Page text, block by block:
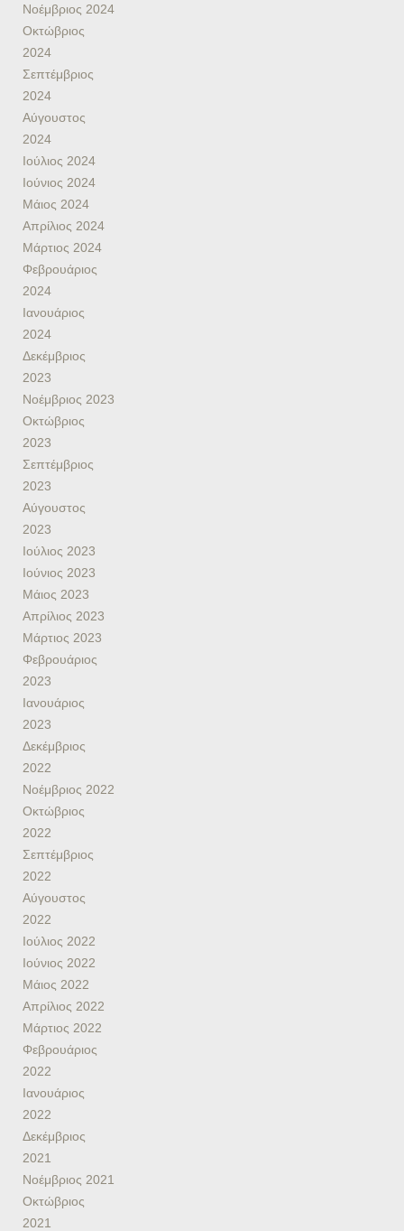
Νοέμβριος 2024
Οκτώβριος
2024
Σεπτέμβριος
2024
Αύγουστος
2024
Ιούλιος 2024
Ιούνιος 2024
Μάιος 2024
Απρίλιος 2024
Μάρτιος 2024
Φεβρουάριος
2024
Ιανουάριος
2024
Δεκέμβριος
2023
Νοέμβριος 2023
Οκτώβριος
2023
Σεπτέμβριος
2023
Αύγουστος
2023
Ιούλιος 2023
Ιούνιος 2023
Μάιος 2023
Απρίλιος 2023
Μάρτιος 2023
Φεβρουάριος
2023
Ιανουάριος
2023
Δεκέμβριος
2022
Νοέμβριος 2022
Οκτώβριος
2022
Σεπτέμβριος
2022
Αύγουστος
2022
Ιούλιος 2022
Ιούνιος 2022
Μάιος 2022
Απρίλιος 2022
Μάρτιος 2022
Φεβρουάριος
2022
Ιανουάριος
2022
Δεκέμβριος
2021
Νοέμβριος 2021
Οκτώβριος
2021